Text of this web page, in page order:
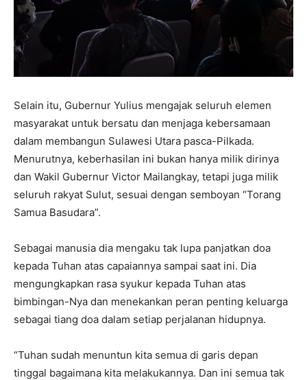
Selain itu, Gubernur Yulius mengajak seluruh elemen
masyarakat untuk bersatu dan menjaga kebersamaan
dalam membangun Sulawesi Utara pasca-Pilkada.
Menurutnya, keberhasilan ini bukan hanya milik dirinya
dan Wakil Gubernur Victor Mailangkay, tetapi juga milik
seluruh rakyat Sulut, sesuai dengan semboyan “Torang
Samua Basudara”.
Sebagai manusia dia mengaku tak lupa panjatkan doa
kepada Tuhan atas capaiannya sampai saat ini. Dia
mengungkapkan rasa syukur kepada Tuhan atas
bimbingan-Nya dan menekankan peran penting keluarga
sebagai tiang doa dalam setiap perjalanan hidupnya.
“Tuhan sudah menuntun kita semua di garis depan
tinggal bagaimana kita melakukannya. Dan ini semua tak